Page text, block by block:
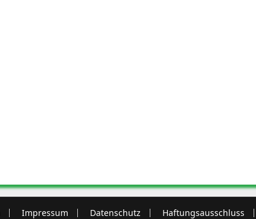
Impressum Datenschutz Haftungsausschluss